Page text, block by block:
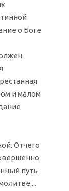
о Боге
и малом
Отчего
путь